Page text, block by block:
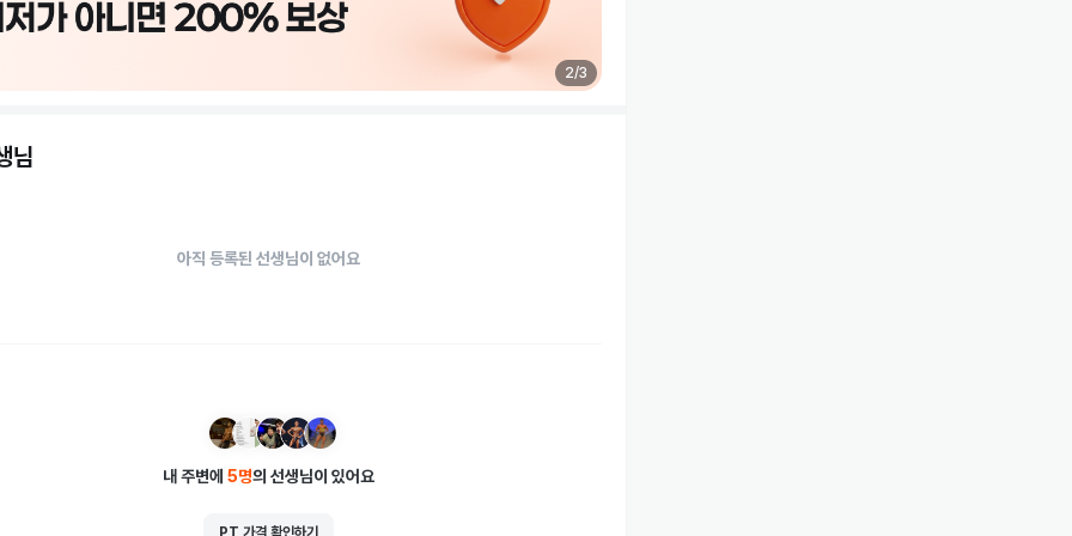
2/3
님
아직 등록된 선생님이 없어요
내 주변에 5명의 선생님이 있어요
PT 가격 확인하기